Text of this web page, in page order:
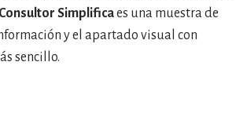
Consultor Simplificaes una muestra de
y el apartado visual con
sencillo.